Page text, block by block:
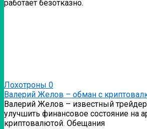
работает безотказно.
Лохотроны 0
Валерий Желов – обман с
Валерий Желов – известный трейдер
улучшить финансовое состояние на
криптовалютой. Обещания